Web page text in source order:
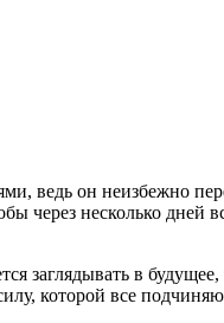
ведь он неизбежно
через несколько
заглядывать в
которой все